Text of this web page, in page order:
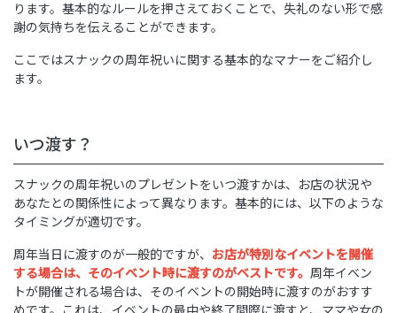
ります。基本的なルールを押さえておくことで、失礼のない形で感
謝の気持ちを伝えることができます。
ここではスナックの周年祝いに関する基本的なマナーをご紹介し
ます。
いつ渡す？
スナックの周年祝いのプレゼントをいつ渡すかは、お店の状況や
あなたとの関係性によって異なります。基本的には、以下のような
タイミングが適切です。
周年当日に渡すのが一般的ですが、 お店が特別なイベントを開催
する場合は、そのイベント時に渡すのがベストです。 周年イベン
トが開催される場合は、そのイベントの開始時に渡すのがおすす